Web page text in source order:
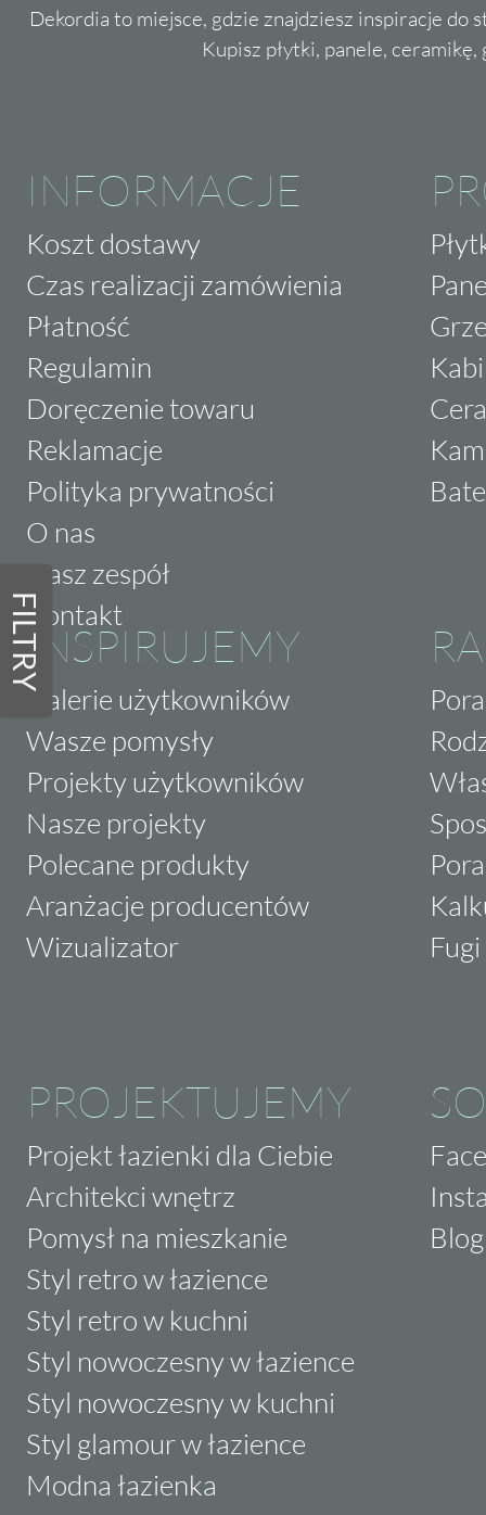
FILTRY
Dekordia to miejsce, gdzie znajdziesz inspiracje do
Kupisz płytki, panele,
INFORMACJE
Koszt dostawy
Czas realizacji zamówienia
Płatność
Regulamin
Doręczenie towaru
Reklamacje
Polityka prywatności
O nas
Nasz zespół
Kontakt
INSPIRUJEMY
Galerie użytkowników
Wasze pomysły
Projekty użytkowników
Nasze projekty
Polecane produkty
Aranżacje producentów
Wizualizator
PROJEKTUJEMY
Projekt łazienki dla Ciebie
Architekci wnętrz
Pomysł na mieszkanie
Styl retro w łazience
Styl retro w kuchni
Styl nowoczesny w łazience
Styl nowoczesny w kuchni
Styl glamour w łazience
Modna łazienka
Blog